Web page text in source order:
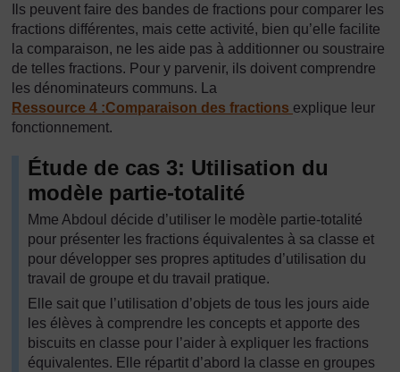
Ils peuvent faire des bandes de fractions pour comparer les
fractions différentes, mais cette activité, bien qu’elle facilite
la comparaison, ne les aide pas à additionner ou soustraire
de telles fractions. Pour y parvenir, ils doivent comprendre
les dénominateurs communs. La
Ressource 4 :Comparaison des fractions explique leur
fonctionnement.
Étude de cas 3: Utilisation du
modèle partie-totalité
Mme Abdoul décide d’utiliser le modèle partie-totalité
pour présenter les fractions équivalentes à sa classe et
pour développer ses propres aptitudes d’utilisation du
travail de groupe et du travail pratique.
Elle sait que l’utilisation d’objets de tous les jours aide
les élèves à comprendre les concepts et apporte des
biscuits en classe pour l’aider à expliquer les fractions
équivalentes. Elle répartit d’abord la classe en groupes